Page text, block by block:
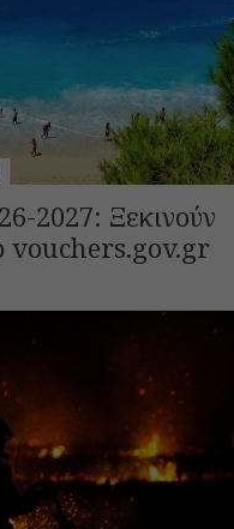
2027: Ξεκινούν
vouchers.gov.gr